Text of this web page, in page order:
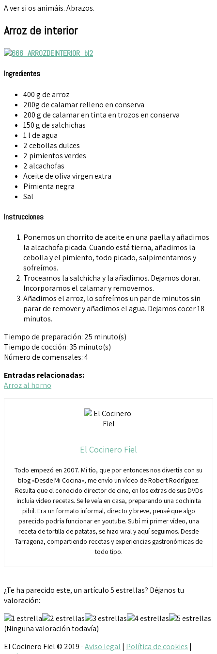
A ver si os animáis. Abrazos.
Arroz de interior
Ingredientes
400 g de arroz
200g de calamar relleno en conserva
200 g de calamar en tinta en trozos en conserva
150 g de salchichas
1 l de agua
2 cebollas dulces
2 pimientos verdes
2 alcachofas
Aceite de oliva virgen extra
Pimienta negra
Sal
Instrucciones
Ponemos un chorrito de aceite en una paella y añadimos
la alcachofa picada. Cuando está tierna, añadimos la
cebolla y el pimiento, todo picado, salpimentamos y
sofreímos.
Troceamos la salchicha y la añadimos. Dejamos dorar.
Incorporamos el calamar y removemos.
Añadimos el arroz, lo sofreímos un par de minutos sin
parar de remover y añadimos el agua. Dejamos cocer 18
minutos.
Tiempo de preparación: 25 minuto(s)
Tiempo de cocción: 35 minuto(s)
Número de comensales:4
Entradas relacionadas:
Arroz al horno
El Cocinero Fiel
Todo empezó en 2007. Mi tío, que por entonces nos divertía con su
blog «Desde Mi Cocina», me envío un vídeo de Robert Rodríguez.
Resulta que el conocido director de cine, en los extras de sus DVDs
incluía vídeo recetas. Se le veía en casa, preparando una cochinita
pibil. Era un formato informal, directo y breve, pensé que algo
parecido podría funcionar en youtube. Subí mi primer vídeo, una
receta de tortilla de patatas, se hizo viral y aquí seguimos. Desde
Tarragona, compartiendo recetas y experiencias gastronómicas de
todo tipo.
¿Te ha parecido este, un artículo 5 estrellas? Déjanos tu
valoración:
(Ninguna valoración todavía)
El Cocinero Fiel © 2019 -Aviso legal | Política de cookies |